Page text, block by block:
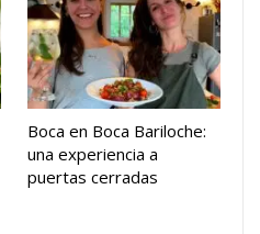
Boca en Boca Bariloche:
una experiencia a
puertas cerradas